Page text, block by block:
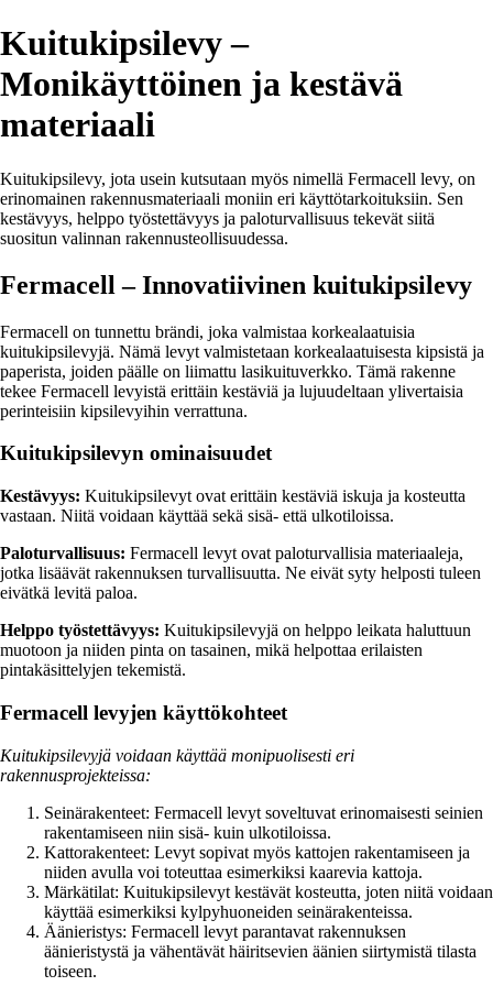
Kuitukipsilevy –
Monikäyttöinen ja kestävä
materiaali
Kuitukipsilevy, jota usein kutsutaan myös nimellä Fermacell levy, on
erinomainen rakennusmateriaali moniin eri käyttötarkoituksiin. Sen
kestävyys, helppo työstettävyys ja paloturvallisuus tekevät siitä
suositun valinnan rakennusteollisuudessa.
Fermacell – Innovatiivinen kuitukipsilevy
Fermacell on tunnettu brändi, joka valmistaa korkealaatuisia
kuitukipsilevyjä. Nämä levyt valmistetaan korkealaatuisesta kipsistä ja
paperista, joiden päälle on liimattu lasikuituverkko. Tämä rakenne
tekee Fermacell levyistä erittäin kestäviä ja lujuudeltaan ylivertaisia
perinteisiin kipsilevyihin verrattuna.
Kuitukipsilevyn ominaisuudet
Kestävyys: Kuitukipsilevyt ovat erittäin kestäviä iskuja ja kosteutta
vastaan. Niitä voidaan käyttää sekä sisä- että ulkotiloissa.
Paloturvallisuus: Fermacell levyt ovat paloturvallisia materiaaleja,
jotka lisäävät rakennuksen turvallisuutta. Ne eivät syty helposti tuleen
eivätkä levitä paloa.
Helppo työstettävyys: Kuitukipsilevyjä on helppo leikata haluttuun
muotoon ja niiden pinta on tasainen, mikä helpottaa erilaisten
pintakäsittelyjen tekemistä.
Fermacell levyjen käyttökohteet
Kuitukipsilevyjä voidaan käyttää monipuolisesti eri
rakennusprojekteissa:
Seinärakenteet: Fermacell levyt soveltuvat erinomaisesti seinien
rakentamiseen niin sisä- kuin ulkotiloissa.
Kattorakenteet: Levyt sopivat myös kattojen rakentamiseen ja
niiden avulla voi toteuttaa esimerkiksi kaarevia kattoja.
Märkätilat: Kuitukipsilevyt kestävät kosteutta, joten niitä voidaan
käyttää esimerkiksi kylpyhuoneiden seinärakenteissa.
Äänieristys: Fermacell levyt parantavat rakennuksen
äänieristystä ja vähentävät häiritsevien äänien siirtymistä tilasta
toiseen.